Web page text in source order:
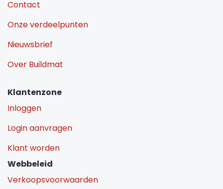
Contact
Onze verdeelpunten
Nieuwsbrief
Over Buildmat
Klantenzone
Inloggen
Login aanvragen
Klant worden
Webbeleid
Verkoopsvoorwaarden